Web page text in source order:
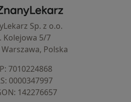
ZnanyLekarz - Strona główna
Sp. z o.o.
Kolejowa 5/7
Warszawa, Polska
⁠7010224868
⁠0000347997
⁠142276657